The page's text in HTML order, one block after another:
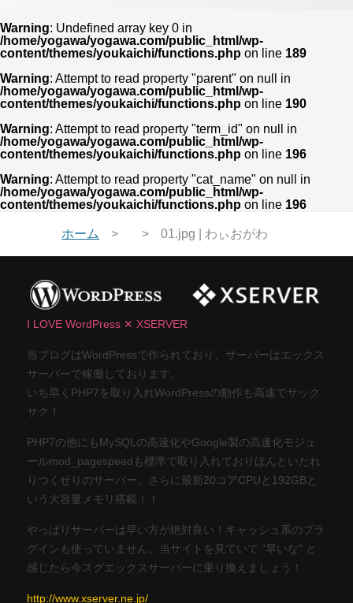
Warning: Undefined array key 0 in
/home/yogawa/yogawa.com/public_html/wp-
content/themes/youkaichi/functions.php on line 189
Warning: Attempt to read property "parent" on null in
/home/yogawa/yogawa.com/public_html/wp-
content/themes/youkaichi/functions.php on line 190
Warning: Attempt to read property "term_id" on null in
/home/yogawa/yogawa.com/public_html/wp-
content/themes/youkaichi/functions.php on line 196
Warning: Attempt to read property "cat_name" on null in
/home/yogawa/yogawa.com/public_html/wp-
content/themes/youkaichi/functions.php on line 196
ホーム 01.jpg | わぃおがわ
I LOVE WordPress ✕ XSERVER
当ブログはWordPressで作られており、サーバーはエックス
サーバーで稼働しております。
いち早くPHP7を取り入れWordPressの動作も高速でサック
サク！
PHP7の他にもMySQLの高速化やGoogle製の高速化モジュ
ールmod_pagespeedも標準で取り入れておりほんといたれ
りつくせりのサーバー。さらに最新20コアCPUと192GBと
いう大容量メモリ搭載！！
やっぱりサーバーは早い方が絶対良い！キャッシュ系のプラ
グインも使っていません。当サイトを見ていて "早いな" と
感じたら今スグエックスサーバーに乗り換えましょう！
http://www.xserver.ne.jp/